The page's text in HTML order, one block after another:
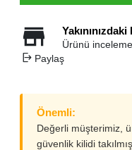
Ürünü
Paylaş
Önemli:
Değerli müşterimiz,
güvenlik kilidi